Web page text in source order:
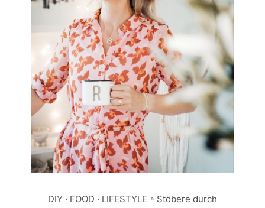
DIY · FOOD · LIFESTYLE ◦ Stöbere durch